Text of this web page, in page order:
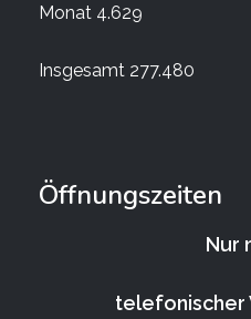
Monat 4.629
Insgesamt 277.480
Öffnungszeiten
Nur
telefonischer